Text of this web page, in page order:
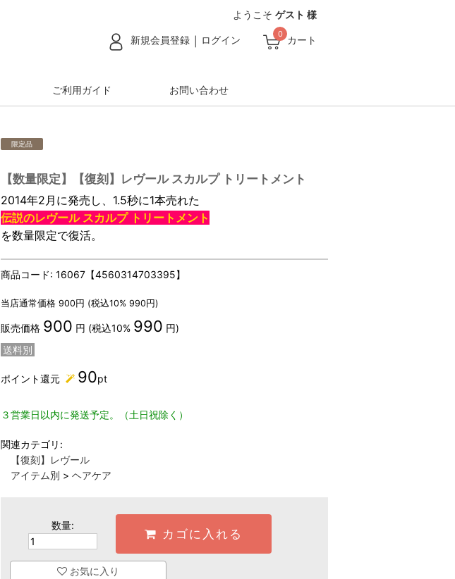
ようこそ ゲスト 様
新規会員登録 ログイン カート
0
ご利用ガイド お問い合わせ
限定品
【数量限定】【復刻】レヴール スカルプ トリートメント
2014年2月に発売し、1.5秒に1本売れた
伝説のレヴール スカルプ トリートメント
を数量限定で復活。
商品コード: 16067【4560314703395】
当店通常価格 900 円 (税込10% 990 円)
販売価格 900 円 (税込10% 990 円)
送料別
ポイント還元 90pt
３営業日以内に発送予定。（土日祝除く）
関連カテゴリ:
【復刻】レヴール
アイテム別 > ヘアケア
数量:
カゴに入れる
お気に入り